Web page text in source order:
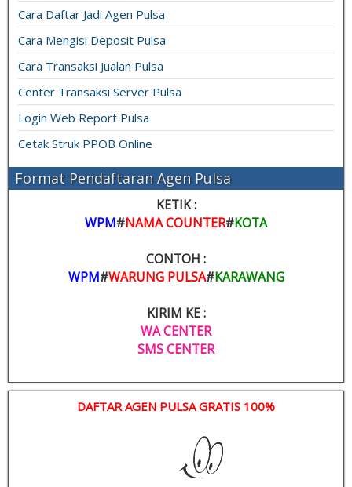
Cara Daftar Jadi Agen Pulsa
Cara Mengisi Deposit Pulsa
Cara Transaksi Jualan Pulsa
Center Transaksi Server Pulsa
Login Web Report Pulsa
Cetak Struk PPOB Online
Format Pendaftaran Agen Pulsa
KETIK :
WPM#NAMA COUNTER#KOTA
CONTOH :
WPM#WARUNG PULSA#KARAWANG
KIRIM KE :
WA CENTER
SMS CENTER
DAFTAR AGEN PULSA GRATIS 100%